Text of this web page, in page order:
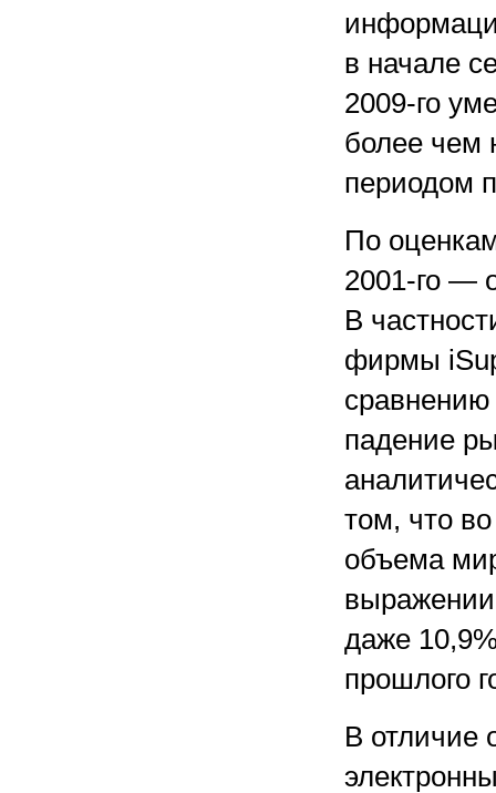
в начале
2009-го
более чем
периодом
По
2001-го —
В
фирмы
сравнению
падение
том, что
объема
даже
прошлого
В отличие